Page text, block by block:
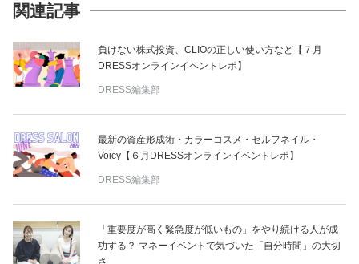
関連記事
負けない株式投資、CLIOの正しい使い方など【７月
DRESSオンラインイベントレポ】
DRESS編集部
最新の資産形成術・カラーコスメ・セルフネイル・
Voicy【６月DRESSオンラインイベントレポ】
DRESS編集部
「重要度が高く緊急度が低いもの」をやり続ける人が成
功する？ マネーイベントで気づいた「自分時間」の大切
さ